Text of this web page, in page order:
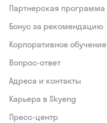
Партнерская программа
Бонус за рекомендацию
Корпоративное обучение
Вопрос-ответ
Адреса и контакты
Карьера в Skyeng
Пресс-центр